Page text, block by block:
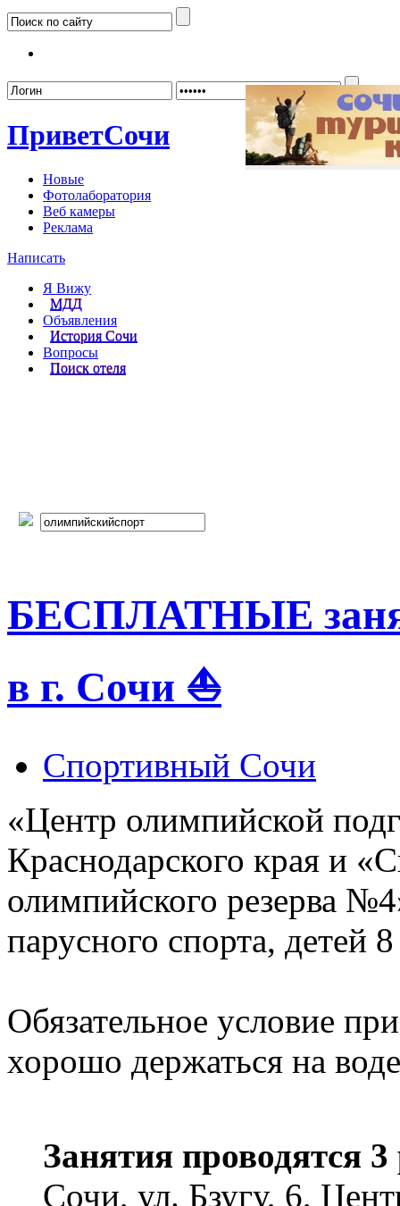
ПриветСочи
Новые
Фотолаборатория
Веб камеры
Реклама
Написать
Я Вижу
МДД
Объявления
История Сочи
Вопросы
Поиск отеля
БЕСПЛАТНЫЕ
в г. Сочи ⛵
Спортивный Сочи
«Центр олимпийской
Краснодарского края и
олимпийского резерва
парусного спорта, детей
Обязательное условие
хорошо держаться на
Занятия проводятся
Сочи, ул. Бзугу, 6,